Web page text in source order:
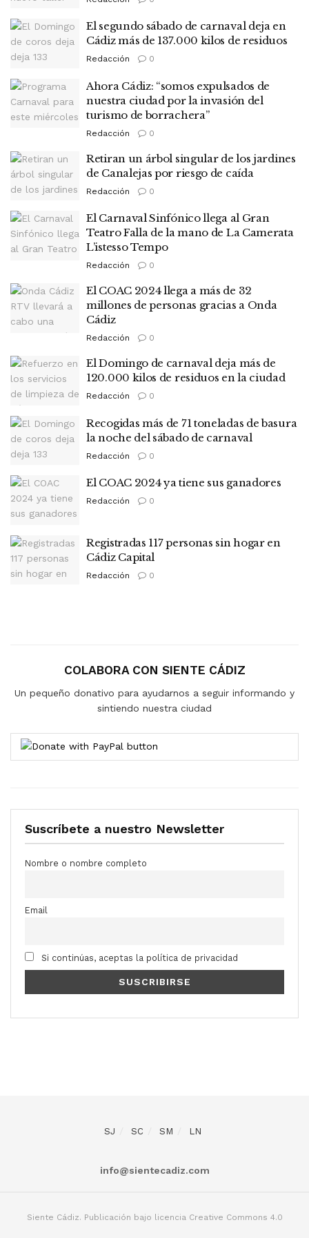
El segundo sábado de carnaval deja en
Cádiz más de 137.000 kilos de residuos
Redacción 0
Ahora Cádiz: “somos expulsados de
nuestra ciudad por la invasión del
turismo de borrachera”
Redacción 0
Retiran un árbol singular de los jardines
de Canalejas por riesgo de caída
Redacción 0
El Carnaval Sinfónico llega al Gran
Teatro Falla de la mano de La Camerata
L’istesso Tempo
Redacción 0
El COAC 2024 llega a más de 32
millones de personas gracias a Onda
Cádiz
Redacción 0
El Domingo de carnaval deja más de
120.000 kilos de residuos en la ciudad
Redacción 0
Recogidas más de 71 toneladas de basura
la noche del sábado de carnaval
Redacción 0
El COAC 2024 ya tiene sus ganadores
Redacción 0
Registradas 117 personas sin hogar en
Cádiz Capital
Redacción 0
COLABORA CON SIENTE CÁDIZ
Un pequeño donativo para ayudarnos a seguir informando y
sintiendo nuestra ciudad
Suscríbete a nuestro Newsletter
Nombre o nombre completo
Email
Si continúas, aceptas la política de privacidad
SJ SC SM LN
info@sientecadiz.com
Siente Cádiz. Publicación bajo licencia Creative Commons 4.0